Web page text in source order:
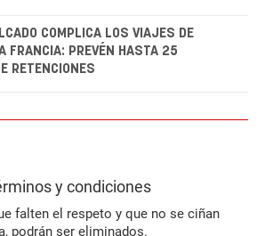
COMPLICA LOS VIAJES DE
FRANCIA: PREVÉN HASTA 25
RETENCIONES
y condiciones
falten el respeto y que no se ciñan
podrán ser eliminados.